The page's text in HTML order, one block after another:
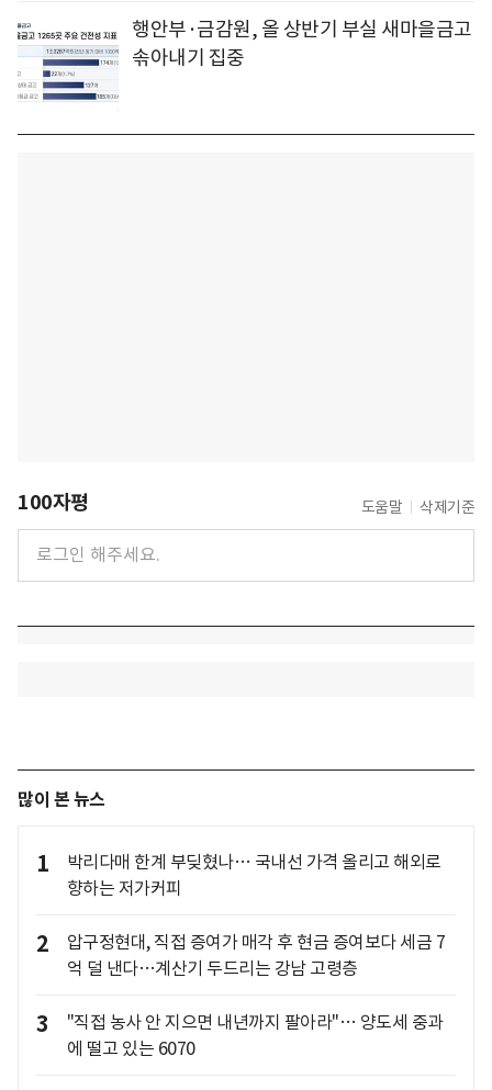
행안부·금감원, 올 상반기 부실 새마을금고
솎아내기 집중
100자평 도움말 삭제기준
많이 본 뉴스
1
박리다매 한계 부딪혔나… 국내선 가격 올리고 해외로
향하는 저가커피
2
압구정현대, 직접 증여가 매각 후 현금 증여보다 세금 7
억 덜 낸다…계산기 두드리는 강남 고령층
3
"직접 농사 안 지으면 내년까지 팔아라"… 양도세 중과
에 떨고 있는 6070